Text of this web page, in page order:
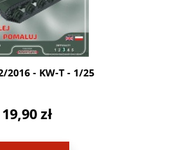
2016 - KW-T - 1/25
19,90 zł